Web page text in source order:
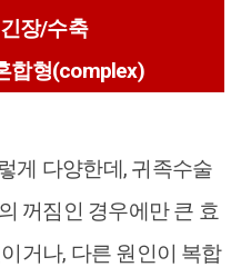
장/수축
합형(complex)
게 다양한데, 귀족수술
꺼짐인 경우에만 큰 효
거나, 다른 원인이 복합